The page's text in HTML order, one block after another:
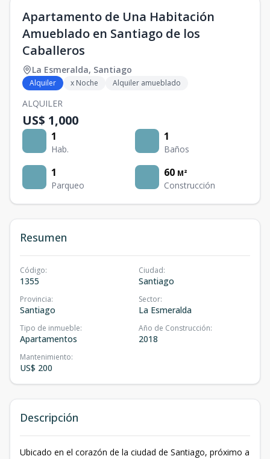
Apartamento de Una Habitación
Amueblado en Santiago de los
Caballeros
La Esmeralda, Santiago
Alquiler x Noche Alquiler amueblado
ALQUILER
US$ 1,000
1
Hab.
1
Baños
1
Parqueo
60 M²
Construcción
Resumen
Código:
1355
Ciudad:
Santiago
Provincia:
Santiago
Sector:
La Esmeralda
Tipo de inmueble:
Apartamentos
Año de Construcción:
2018
Mantenimiento:
US$ 200
Descripción
Ubicado en el corazón de la ciudad de Santiago, próximo a